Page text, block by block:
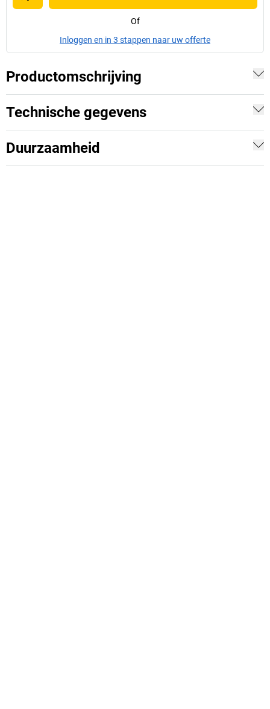
Of
Inloggen en in 3 stappen naar uw offerte
Productomschrijving
Technische gegevens
Duurzaamheid